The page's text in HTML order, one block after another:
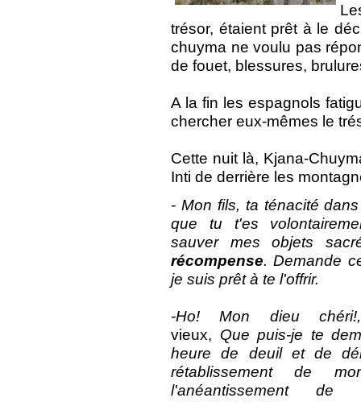
trésor, étaient prêt à le
chuyma ne voulu pas
de fouet, blessures,
A la fin les espagnols
chercher eux-mêmes le
Cette nuit là, Kjana-
Inti de derrière les
- Mon fils, ta ténacité
que tu t'es
sauver mes objets
récompense. Demande
je suis prêt à te l'offrir.
-Ho! Mon dieu
vieux, Que puis-je te
heure de deuil et de
rétablissement de
l'anéantissement de